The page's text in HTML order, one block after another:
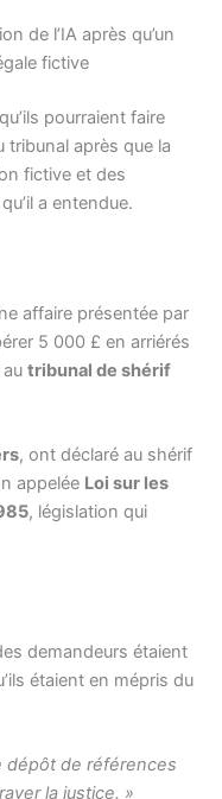
de l’IA après qu’un
fictive
pourraient faire
tribunal après que la
fictive et des
a entendue.
affaire présentée par
5 000 £ en arriérés
autribunal de shérif
, ont déclaré au shérif
appelée Loi sur les
, législation qui
demandeurs étaient
étaient en mépris du
dépôt de références
la justice. »